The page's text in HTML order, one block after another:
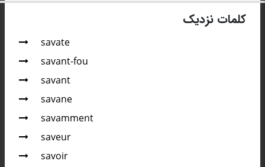
کلمات نزدیک
savate
savant-fou
savant
savane
savamment
saveur
savoir